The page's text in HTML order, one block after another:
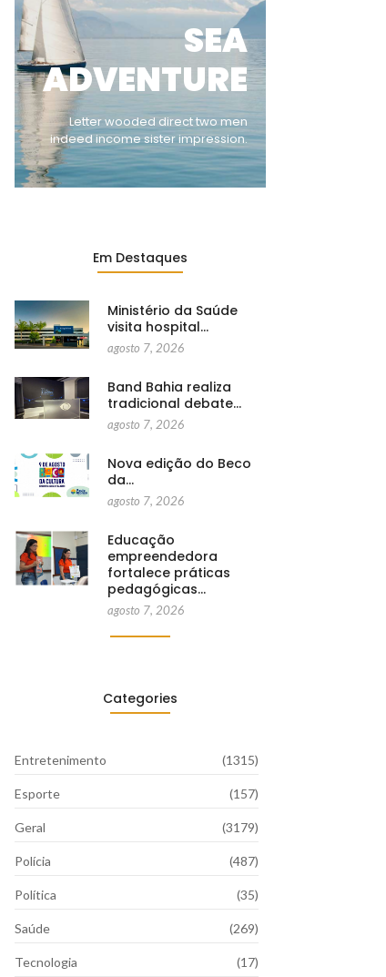
SEA
ADVENTURE
Letter wooded direct two men
indeed income sister impression.
Em Destaques
Ministério da Saúde
visita hospital…
agosto 7, 2026
Band Bahia realiza
tradicional debate…
agosto 7, 2026
Nova edição do Beco
da…
agosto 7, 2026
Educação
empreendedora
fortalece práticas
pedagógicas…
agosto 7, 2026
Categories
Entretenimento (1315)
Esporte (157)
Geral (3179)
Polícia (487)
Política (35)
Saúde (269)
Tecnologia (17)